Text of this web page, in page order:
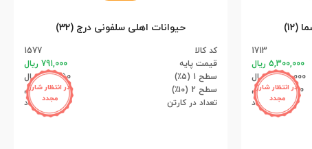
در انتظار شارژ
مجدد
1713
5,300,000 ریال
5,035,000 ریال
4,770,000 ریال
12 عدد
در انتظار شارژ
مجدد
حیوانات اهلی سلفونی درج (32)
کد کالا
1577
قیمت پایه
791,000 ریال
سطح 1 (۵٪)
751,450 ریال
سطح 2 (۱۰٪)
711,900 ریال
تعداد در کارتن
32 عدد